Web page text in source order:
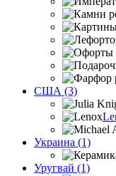
США (3)
Украина (1)
Уругвай (1)